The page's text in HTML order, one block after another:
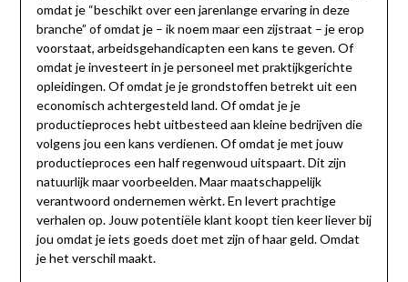
omdat je “beschikt over een jarenlange ervaring in deze
branche” of omdat je – ik noem maar een zijstraat – je erop
voorstaat, arbeidsgehandicapten een kans te geven. Of
omdat je investeert in je personeel met praktijkgerichte
opleidingen. Of omdat je je grondstoffen betrekt uit een
economisch achtergesteld land. Of omdat je je
productieproces hebt uitbesteed aan kleine bedrijven die
volgens jou een kans verdienen. Of omdat je met jouw
productieproces een half regenwoud uitspaart. Dit zijn
natuurlijk maar voorbeelden. Maar maatschappelijk
verantwoord ondernemen wèrkt. En levert prachtige
verhalen op. Jouw potentiële klant koopt tien keer liever bij
jou omdat je iets goeds doet met zijn of haar geld. Omdat
je het verschil maakt.